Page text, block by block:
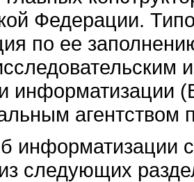
Федерации.
по ее
информатизации
агентством
информатизации
следующих